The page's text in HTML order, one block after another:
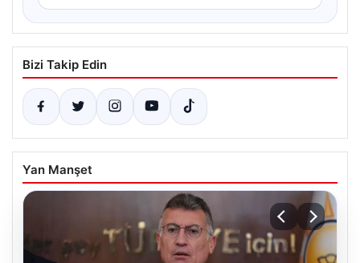
Bizi Takip Edin
Yan Manşet